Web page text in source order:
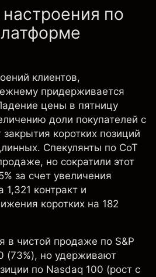
по
клиентов,
придерживается
цены в пятницу
доли покупателей с
коротких позиций
Спекулянты по CoT
но сократили этот
за счет увеличения
контракт и
коротких на 182
в чистой продаже по S&P
(73%), но удерживают
по Nasdaq 100 (рост с